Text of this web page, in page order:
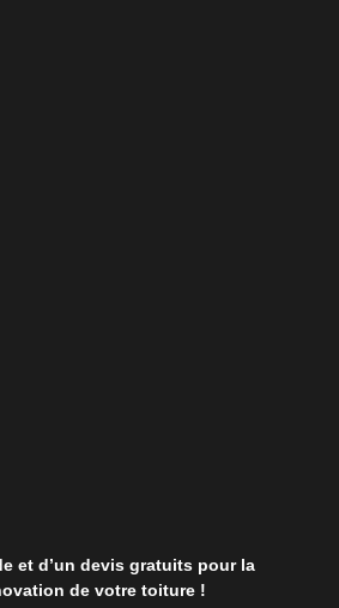
et d’un devis gratuits pour la
de votre toiture !